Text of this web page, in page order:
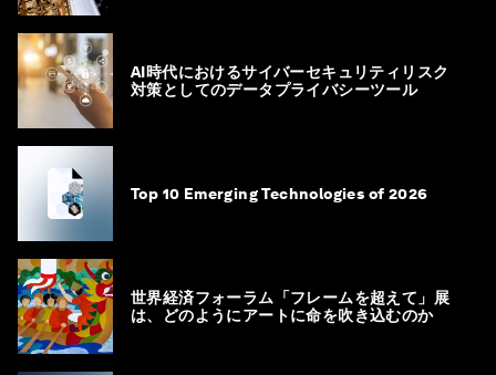
AI時代におけるサイバーセキュリティリスク
対策としてのデータプライバシーツール
Top 10 Emerging Technologies of 2026
世界経済フォーラム「フレームを超えて」展
は、どのようにアートに命を吹き込むのか